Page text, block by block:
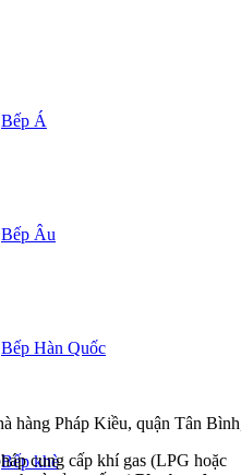
Bếp Á
Bếp Âu
Bếp Hàn Quốc
Bếp khè
hàng Pháp Kiều, quận Tân
cung cấp khí gas (LPG hoặc